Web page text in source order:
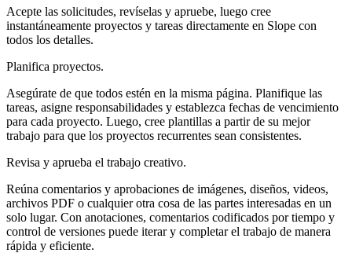
Acepte las solicitudes, revíselas y apruebe, luego cree
instantáneamente proyectos y tareas directamente en Slope con
todos los detalles.
Planifica proyectos.
Asegúrate de que todos estén en la misma página. Planifique las
tareas, asigne responsabilidades y establezca fechas de vencimiento
para cada proyecto. Luego, cree plantillas a partir de su mejor
trabajo para que los proyectos recurrentes sean consistentes.
Revisa y aprueba el trabajo creativo.
Reúna comentarios y aprobaciones de imágenes, diseños, videos,
archivos PDF o cualquier otra cosa de las partes interesadas en un
solo lugar. Con anotaciones, comentarios codificados por tiempo y
control de versiones puede iterar y completar el trabajo de manera
rápida y eficiente.